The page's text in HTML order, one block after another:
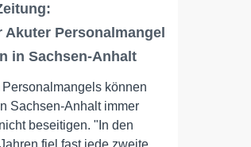
Personalmangel
in Sachsen-Anhalt
können
Sachsen-Anhalt immer
beseitigen. "In den
fiel fast jede zweite